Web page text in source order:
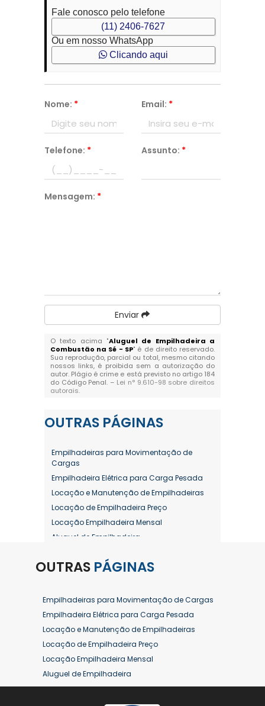
Fale conosco pelo telefone
(11) 2406-7627
Ou em nosso WhatsApp
Clicando aqui
Nome: * Email: *
Telefone: * Assunto: *
Mensagem: *
Enviar
O texto acima "Aluguel de Empilhadeira a
Combustão na Sé - SP" é de direito reservado.
Sua reprodução, parcial ou total, mesmo citando
nossos links, é proibida sem a autorização do
autor. Plágio é crime e está previsto no artigo 184
do Código Penal. – Lei n° 9.610-98 sobre direitos
autorais.
OUTRAS PÁGINAS
Empilhadeiras para Movimentação de
Cargas
Empilhadeira Elétrica para Carga Pesada
Locação e Manutenção de Empilhadeiras
Locação de Empilhadeira Preço
Locação Empilhadeira Mensal
Aluguel de Empilhadeira
Aluguel de Empilhadeira Diária Valor
Aluguel de Empilhadeira Elétrica Preço
Aluguel de Empilhadeira Mensal
Aluguel de Empilhadeira Preço
Aluguel de Empilhadeira Valor
Aluguel de Empilhadeiras Eletricas
Conserto de Empilhadeira
Contrato de Locação de Empilhadeira
OUTRAS PÁGINAS
Empilhadeiras para Movimentação de Cargas
Empilhadeira Elétrica para Carga Pesada
Locação e Manutenção de Empilhadeiras
Locação de Empilhadeira Preço
Locação Empilhadeira Mensal
Aluguel de Empilhadeira
Aluguel de Empilhadeira a Combustão
Aluguel de Empilhadeira Diária Valor